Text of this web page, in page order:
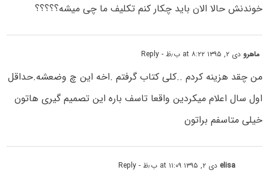
خوندنش حالا الان باید چکار کنم تکلیف ما چی میشه؟؟؟؟؟
ماهرودی ۲, ۱۳۹۵ at ۸:۲۲ ب٫ظ - Reply
من چقد هزینه کردم ..کلی کتاب گرفتم .اخه این چ وضعشه.حداقل
اول سال اعلام میکردین واقعا تاسف باره این تصمیم گیری هاتون
خیلی متاسفم براتون
elisa دی ۲, ۱۳۹۵ at ۱۱:۰۹ ب٫ظ - Reply